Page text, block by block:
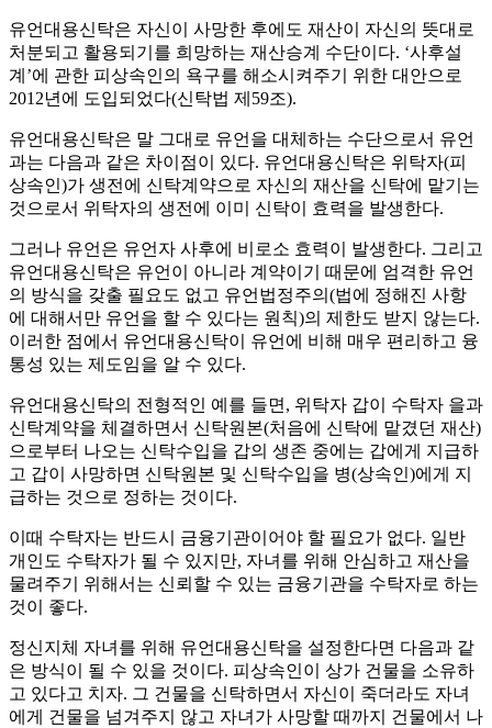
유언대용신탁은 자신이 사망한 후에도 재산이 자신의 뜻대로
처분되고 활용되기를 희망하는 재산승계 수단이다. ‘사후설
계’에 관한 피상속인의 욕구를 해소시켜주기 위한 대안으로
2012년에 도입되었다(신탁법 제59조).
유언대용신탁은 말 그대로 유언을 대체하는 수단으로서 유언
과는 다음과 같은 차이점이 있다. 유언대용신탁은 위탁자(피
상속인)가 생전에 신탁계약으로 자신의 재산을 신탁에 맡기는
것으로서 위탁자의 생전에 이미 신탁이 효력을 발생한다.
그러나 유언은 유언자 사후에 비로소 효력이 발생한다. 그리고
유언대용신탁은 유언이 아니라 계약이기 때문에 엄격한 유언
의 방식을 갖출 필요도 없고 유언법정주의(법에 정해진 사항
에 대해서만 유언을 할 수 있다는 원칙)의 제한도 받지 않는다.
이러한 점에서 유언대용신탁이 유언에 비해 매우 편리하고 융
통성 있는 제도임을 알 수 있다.
유언대용신탁의 전형적인 예를 들면, 위탁자 갑이 수탁자 을과
신탁계약을 체결하면서 신탁원본(처음에 신탁에 맡겼던 재산)
으로부터 나오는 신탁수입을 갑의 생존 중에는 갑에게 지급하
고 갑이 사망하면 신탁원본 및 신탁수입을 병(상속인)에게 지
급하는 것으로 정하는 것이다.
이때 수탁자는 반드시 금융기관이어야 할 필요가 없다. 일반
개인도 수탁자가 될 수 있지만, 자녀를 위해 안심하고 재산을
물려주기 위해서는 신뢰할 수 있는 금융기관을 수탁자로 하는
것이 좋다.
정신지체 자녀를 위해 유언대용신탁을 설정한다면 다음과 같
은 방식이 될 수 있을 것이다. 피상속인이 상가 건물을 소유하
고 있다고 치자. 그 건물을 신탁하면서 자신이 죽더라도 자녀
에게 건물을 넘겨주지 않고 자녀가 사망할 때까지 건물에서 나